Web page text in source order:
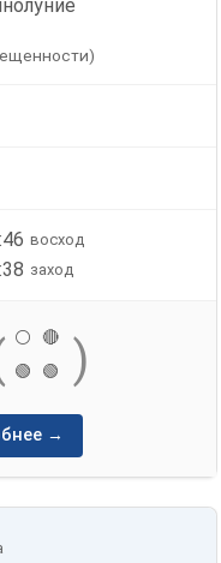
восход
заход
⚪
🔴
🟢
🟢 )
→